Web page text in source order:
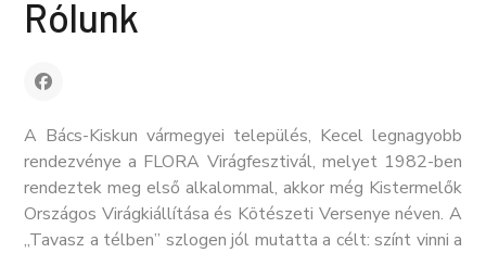
Rólunk
A Bács-Kiskun vármegyei település, Kecel legnagyobb
rendezvénye a FLORA Virágfesztivál, melyet 1982-ben
rendeztek meg első alkalommal, akkor még Kistermelők
Országos Virágkiállítása és Kötészeti Versenye néven. A
,,Tavasz a télben” szlogen jól mutatta a célt: színt vinni a